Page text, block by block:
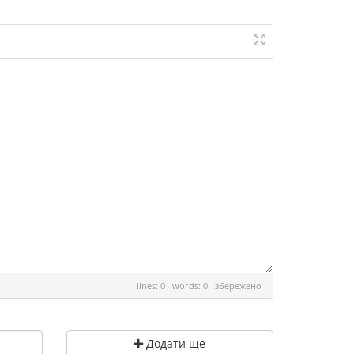
lines: 0 words: 0 збережено
Додати ще